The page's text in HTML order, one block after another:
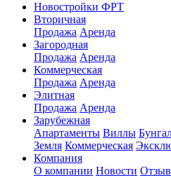
Новостройки ФРТ
Вторичная
Продажа Аренда
Загородная
Продажа Аренда
Коммерческая
Продажа Аренда
Элитная
Продажа Аренда
Зарубежная
Апартаменты Виллы
Земля Коммерческая
Компания
О компании Новости